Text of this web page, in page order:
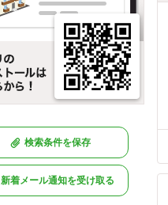
検索条件を保存
新着メール通知を受け取る